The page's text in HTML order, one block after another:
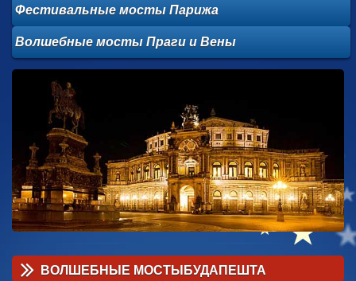
Фестивальныемосты Парижа
Волшебныемосты Праги иВены
ВОЛШЕБНЫЕ МОСТЫ БУДАПЕШТА